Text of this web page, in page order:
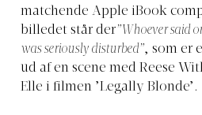
matchende Apple iBook
billedet står der”Whoever said
was seriously disturbed”, som er
ud af en scene med Reese
Elle i filmen ’Legally Blonde’.